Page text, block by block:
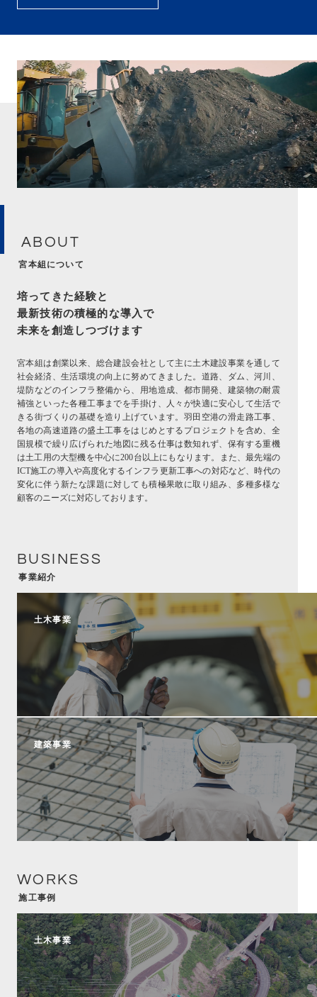
ABOUT
宮本組について
培ってきた経験と
最新技術の積極的な導入で
未来を創造しつづけます
宮本組は創業以来、総合建設会社として主に土木建設事業を通して
社会経済、生活環境の向上に努めてきました。道路、ダム、河川、
堤防などのインフラ整備から、用地造成、都市開発、建築物の耐震
補強といった各種工事までを手掛け、人々が快適に安心して生活で
きる街づくりの基礎を造り上げています。羽田空港の滑走路工事、
各地の高速道路の盛土工事をはじめとするプロジェクトを含め、全
国規模で繰り広げられた地図に残る仕事は数知れず、保有する重機
は土工用の大型機を中心に200台以上にもなります。また、最先端の
ICT施工の導入や高度化するインフラ更新工事への対応など、時代の
変化に伴う新たな課題に対しても積極果敢に取り組み、多種多様な
顧客のニーズに対応しております。
BUSINESS
事業紹介
土木事業
建築事業
WORKS
施工事例
土木事業